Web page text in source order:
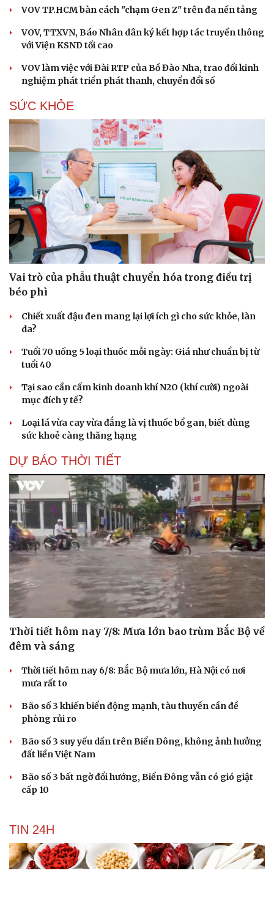
Cải chính
VOV TP.HCM bàn cách "chạm Gen Z" trên đa nền tảng
VOV, TTXVN, Báo Nhân dân ký kết hợp tác truyền thông
với Viện KSND tối cao
VOV làm việc với Đài RTP của Bồ Đào Nha, trao đổi kinh
nghiệm phát triển phát thanh, chuyển đổi số
SỨC KHỎE
Vai trò của phẫu thuật chuyển hóa trong điều trị
béo phì
Chiết xuất đậu đen mang lại lợi ích gì cho sức khỏe, làn
da?
Tuổi 70 uống 5 loại thuốc mỗi ngày: Giá như chuẩn bị từ
tuổi 40
Tại sao cần cấm kinh doanh khí N2O (khí cười) ngoài
mục đích y tế?
Loại lá vừa cay vừa đắng là vị thuốc bổ gan, biết dùng
sức khoẻ càng thăng hạng
DỰ BÁO THỜI TIẾT
Thời tiết hôm nay 7/8: Mưa lớn bao trùm Bắc Bộ về
đêm và sáng
Thời tiết hôm nay 6/8: Bắc Bộ mưa lớn, Hà Nội có nơi
mưa rất to
Bão số 3 khiến biển động mạnh, tàu thuyền cần đề
phòng rủi ro
Bão số 3 suy yếu dần trên Biển Đông, không ảnh hưởng
đất liền Việt Nam
Bão số 3 bất ngờ đổi hướng, Biển Đông vẫn có gió giật
cấp 10
TIN 24H